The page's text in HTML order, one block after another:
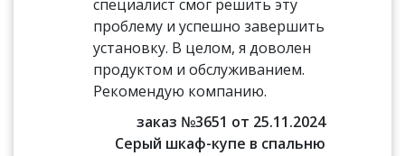
специалист смог решить эту
проблему и успешно завершить
установку. В целом, я доволен
продуктом и обслуживанием.
Рекомендую компанию.
заказ №3651 от 25.11.2024
Серый шкаф-купе в спальню